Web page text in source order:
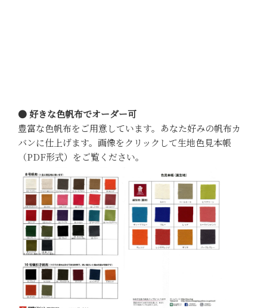
● 好きな色帆布でオーダー可
豊富な色帆布をご用意しています。あなた好みの帆布カ
バンに仕上げます。画像をクリックして生地色見本帳
（PDF形式）をご覧ください。